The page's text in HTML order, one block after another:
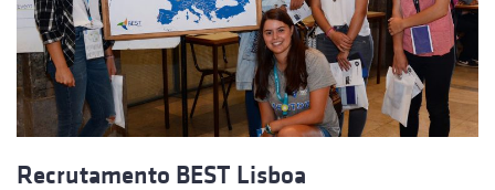
Recrutamento BEST Lisboa